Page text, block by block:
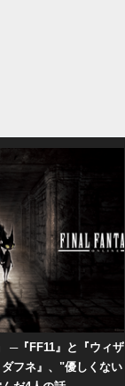
─『FF11』と『ウィザ
フネ』、"優しくない